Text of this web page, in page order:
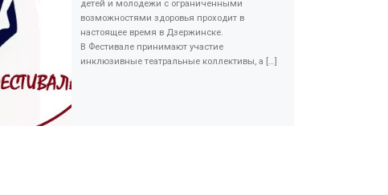
детей и молодежи с ограниченными
возможностями здоровья проходит в
настоящее время в Дзержинске.
В Фестивале принимают участие
инклюзивные театральные коллективы, а […]